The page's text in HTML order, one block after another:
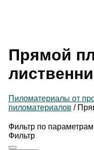
Прямой
Пиломатериалы от
пиломатериалов /
Фильтр по параметрам
Фильтр